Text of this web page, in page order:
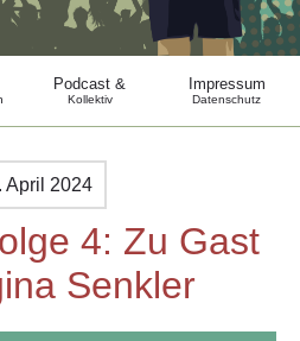
Podcast &
Kollektiv
Impressum
Datenschutz
April 2024
4: Zu Gast
Senkler